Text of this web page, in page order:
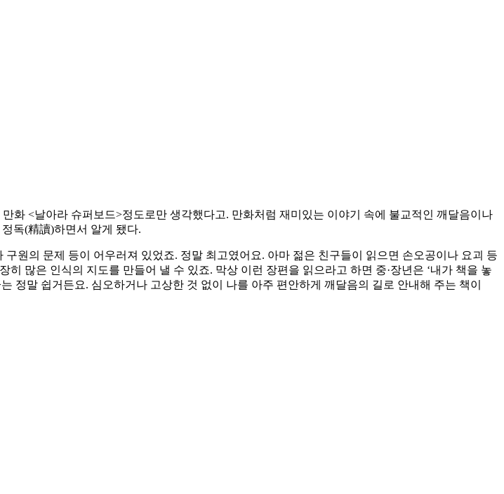
화 <날아라 슈퍼보드>정도로만 생각했다고. 만화처럼 재미있는 이야기 속에 불교적인 깨달음이나
독(精讀)하면서 알게 됐다.
원의 문제 등이 어우러져 있었죠. 정말 최고였어요. 아마 젊은 친구들이 읽으면 손오공이나 요괴 등
많은 인식의 지도를 만들어 낼 수 있죠. 막상 이런 장편을 읽으라고 하면 중·장년은 ‘내가 책을 놓
정말 쉽거든요. 심오하거나 고상한 것 없이 나를 아주 편안하게 깨달음의 길로 안내해 주는 책이